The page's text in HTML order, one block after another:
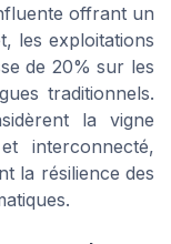
offrant un
les exploitations
de 20% sur les
traditionnels.
la vigne
interconnecté,
la résilience des